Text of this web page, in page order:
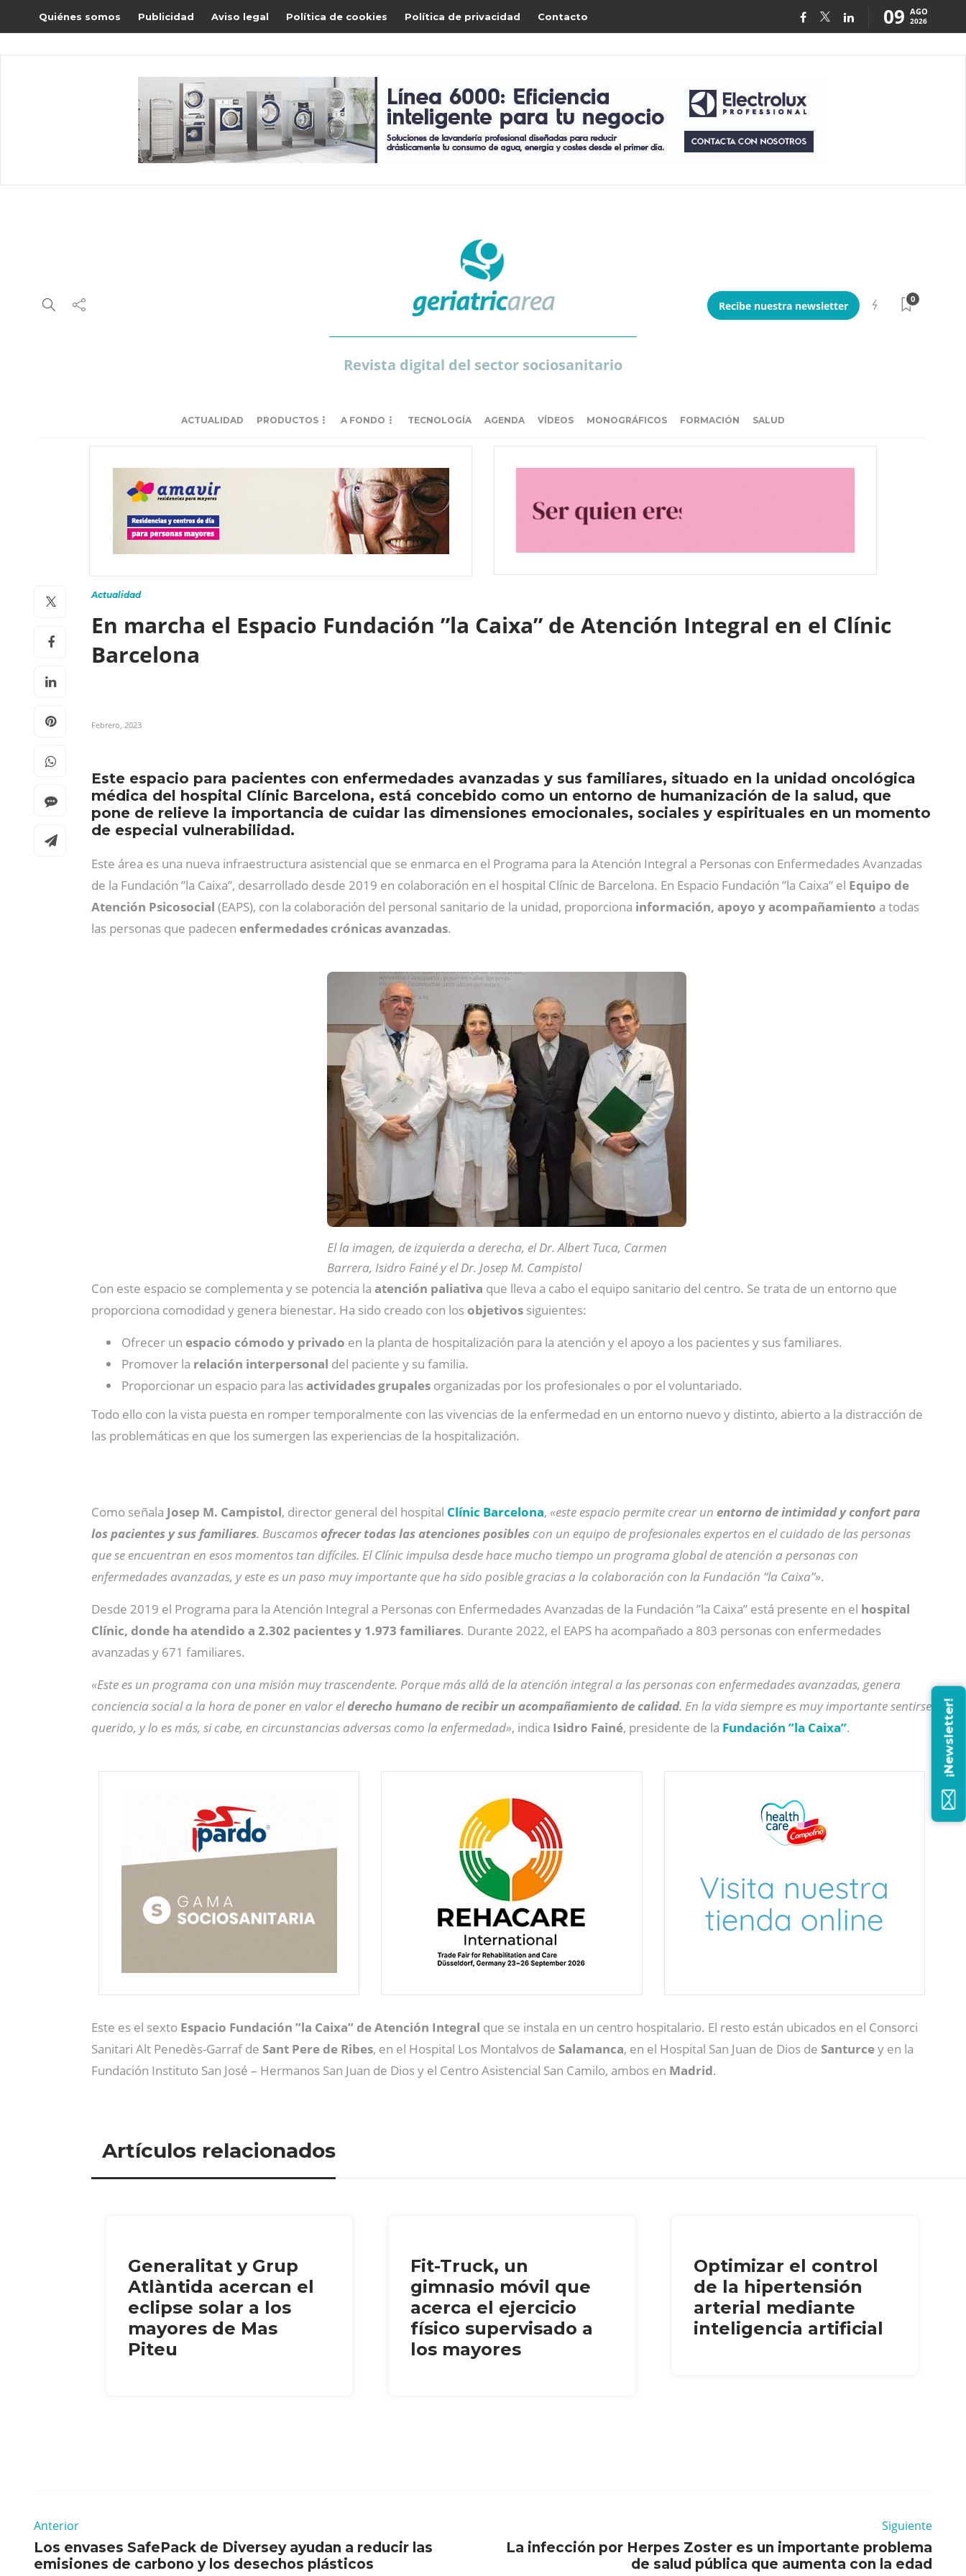
Quiénes somos Publicidad Aviso legal Política de cookies Política de privacidad Contacto 09 AGO
2026
Revista digital del sector sociosanitario
Recibe nuestra newsletter
0
ACTUALIDAD PRODUCTOS A FONDO TECNOLOGÍA AGENDA VÍDEOS MONOGRÁFICOS FORMACIÓN SALUD
Actualidad
En marcha el Espacio Fundación ”la Caixa” de Atención Integral en el Clínic
Barcelona
Febrero, 2023
Este espacio para pacientes con enfermedades avanzadas y sus familiares, situado en la unidad oncológica
médica del hospital Clínic Barcelona, está concebido como un entorno de humanización de la salud, que
pone de relieve la importancia de cuidar las dimensiones emocionales, sociales y espirituales en un momento
de especial vulnerabilidad.
Este área es una nueva infraestructura asistencial que se enmarca en el Programa para la Atención Integral a Personas con Enfermedades Avanzadas
de la Fundación ”la Caixa”, desarrollado desde 2019 en colaboración en el hospital Clínic de Barcelona. En Espacio Fundación ”la Caixa” el Equipo de
Atención Psicosocial (EAPS), con la colaboración del personal sanitario de la unidad, proporciona información, apoyo y acompañamiento a todas
las personas que padecen enfermedades crónicas avanzadas.
El la imagen, de izquierda a derecha, el Dr. Albert Tuca, Carmen
Barrera, Isidro Fainé y el Dr. Josep M. Campistol
Con este espacio se complementa y se potencia la atención paliativa que lleva a cabo el equipo sanitario del centro. Se trata de un entorno que
proporciona comodidad y genera bienestar. Ha sido creado con losobjetivos siguientes:
Ofrecer un espacio cómodo y privado en la planta de hospitalización para la atención y el apoyo a los pacientes y sus familiares.
Promover la relación interpersonal del paciente y su familia.
Proporcionar un espacio para lasactividades grupales organizadas por los profesionales o por el voluntariado.
Todo ello con la vista puesta en romper temporalmente con las vivencias de la enfermedad en un entorno nuevo y distinto, abierto a la distracción de
las problemáticas en que los sumergen las experiencias de la hospitalización.
Como señala Josep M. Campistol, director general del hospital Clínic Barcelona, «este espacio permite crear un entorno de intimidad y confort para
los pacientes y sus familiares. Buscamosofrecer todas las atenciones posibles con un equipo de profesionales expertos en el cuidado de las personas
que se encuentran en esos momentos tan difíciles. El Clínic impulsa desde hace mucho tiempo un programa global de atención a personas con
enfermedades avanzadas, y este es un paso muy importante que ha sido posible gracias a la colaboración con la Fundación ”la Caixa”».
Desde 2019 el Programa para la Atención Integral a Personas con Enfermedades Avanzadas de la Fundación ”la Caixa” está presente en el hospital
Clínic, donde ha atendido a 2.302 pacientes y 1.973 familiares. Durante 2022, el EAPS ha acompañado a 803 personas con enfermedades
avanzadas y 671 familiares.
«Este es un programa con una misión muy trascendente. Porque más allá de la atención integral a las personas con enfermedades avanzadas, genera
conciencia social a la hora de poner en valor elderecho humano de recibir un acompañamiento de calidad. En la vida siempre es muy importante sentirse
querido, y lo es más, si cabe, en circunstancias adversas como la enfermedad», indica Isidro Fainé, presidente de la Fundación ”la Caixa”.
Este es el sexto Espacio Fundación ”la Caixa” de Atención Integral que se instala en un centro hospitalario. El resto están ubicados en el Consorci
Sanitari Alt Penedès-Garraf de Sant Pere de Ribes, en el Hospital Los Montalvos de Salamanca, en el Hospital San Juan de Dios de Santurcey en la
Fundación Instituto San José – Hermanos San Juan de Dios y el Centro Asistencial San Camilo, ambos en Madrid.
Artículos relacionados
Generalitat y Grup
Atlàntida acercan el
eclipse solar a los
mayores de Mas
Piteu
Fit-Truck, un
gimnasio móvil que
acerca el ejercicio
físico supervisado a
los mayores
Optimizar el control
de la hipertensión
arterial mediante
inteligencia artificial
Anterior
Los envases SafePack de Diversey ayudan a reducir las
emisiones de carbono y los desechos plásticos
Siguiente
La infección por Herpes Zoster es un importante problema
de salud pública que aumenta con la edad
¡Newsletter!